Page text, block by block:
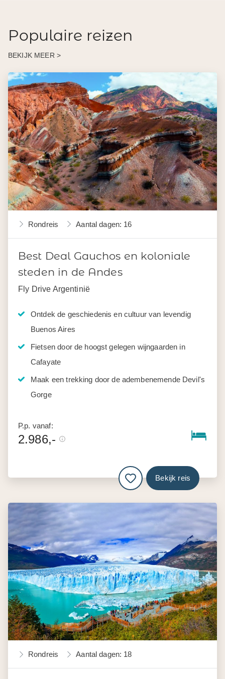
Populaire reizen
BEKIJK MEER >
Rondreis Aantal dagen: 16
Best Deal Gauchos en koloniale
steden in de Andes
Fly Drive Argentinië
Ontdek de geschiedenis en cultuur van levendig
Buenos Aires
Fietsen door de hoogst gelegen wijngaarden in
Cafayate
Maak een trekking door de adembenemende Devil's
Gorge
P.p. vanaf:
2.986,-
Bekijk reis
Rondreis Aantal dagen: 18